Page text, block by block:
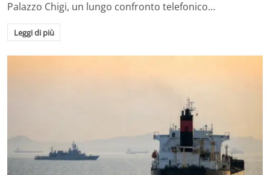
Palazzo Chigi, un lungo confronto telefonico…
Leggi di più